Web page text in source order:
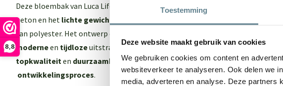
Toestemming
Deze website maakt gebruik van cookies
We gebruiken cookies om content en
websiteverkeer te analyseren. Ook delen we
media, adverteren en analyse. Deze partners
8,8
Deze bloembak van Luca Lifestyle biedt het beste van 2 werelden: De
beton en het lichte gewich
van polyester. Het ontwerp en de kleur van de Luca Lifestyle plantenbakken
moderneen tijdlozeuitstraling. Een echte eyecatcher in je tuin. De bloembak is
topkwaliteit en duurzaamheiddankzij eenintensief enzorgvuldig
ontwikkelingsproces.